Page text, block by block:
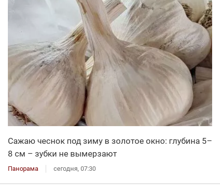
Сажаю чеснок под зиму в золотое окно: глубина 5–
8 см – зубки не вымерзают
Панорама сегодня, 07:30